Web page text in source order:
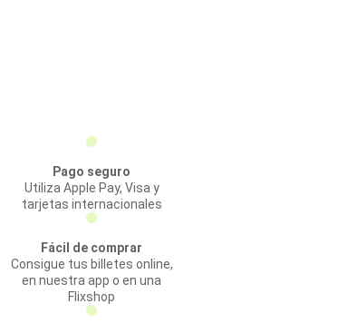
Pago seguro
Utiliza Apple Pay, Visa y
tarjetas internacionales
Fácil de comprar
Consigue tus billetes online,
en nuestra app o en una
Flixshop